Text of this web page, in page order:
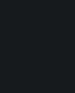
Сэма вы
HD